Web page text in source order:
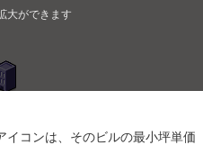
大ができます
イコンは、そのビルの最小坪単価